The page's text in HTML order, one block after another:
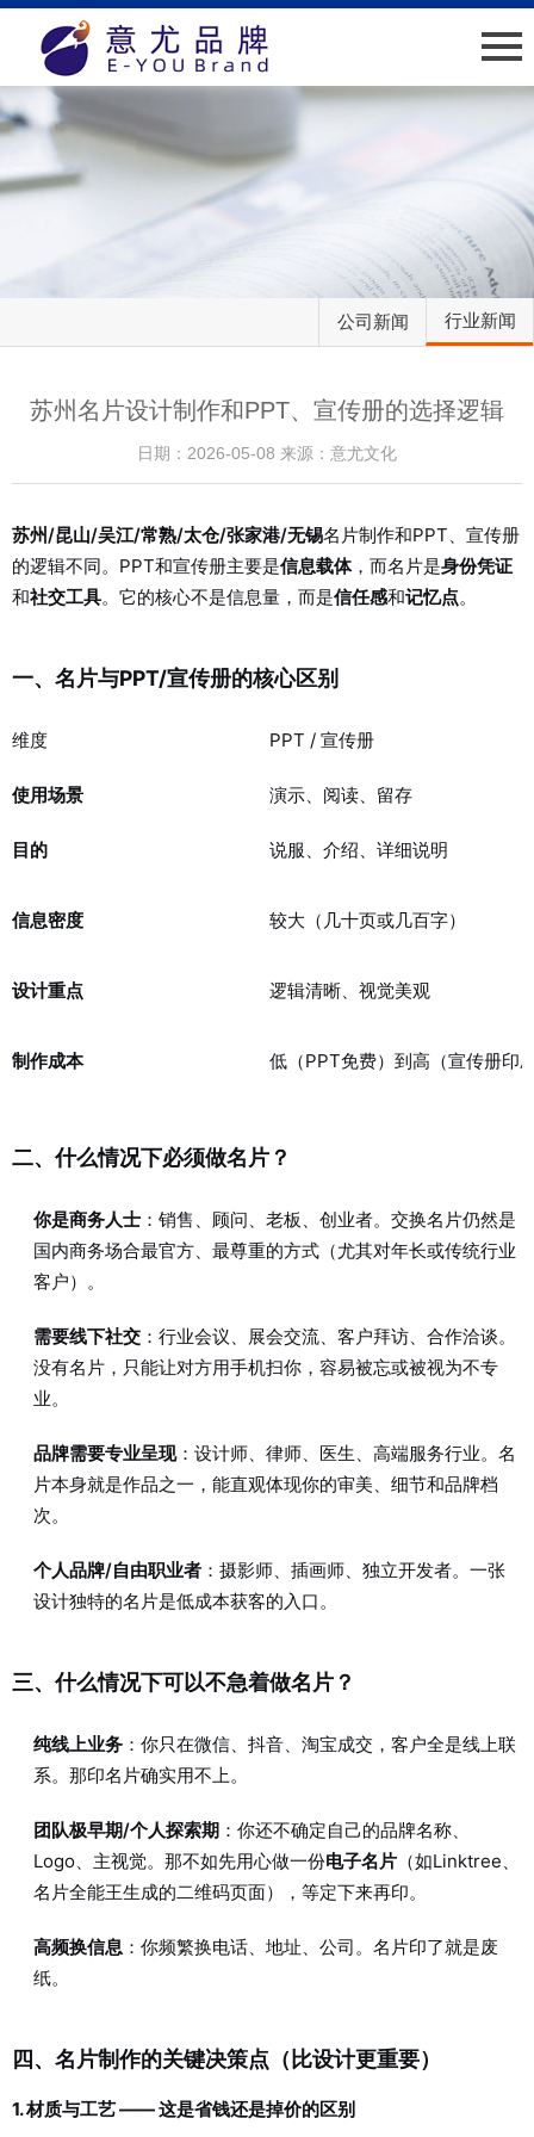
网站首页
关于我们
人才招聘
客户服务
行业新闻
公司新闻
苏州名片设计制作和PPT、宣传册的选择逻辑
日期：2026-05-08 来源：意尤文化
苏州/昆山/吴江/常熟/太仓/张家港/无锡名片制作和PPT、宣传册
的逻辑不同。PPT和宣传册主要是信息载体，而名片是身份凭证
和社交工具。它的核心不是信息量，而是信任感和记忆点。
一、名片与PPT/宣传册的核心区别
维度 PPT / 宣传册
使用场景 演示、阅读、留存
目的 说服、介绍、详细说明
信息密度 较大（几十页或几百字）
设计重点 逻辑清晰、视觉美观
制作成本 低（PPT免费）到高（宣传册印
二、什么情况下必须做名片？
你是商务人士 ：销售、顾问、老板、创业者。交换名片仍然是
国内商务场合最官方、最尊重的方式（尤其对年长或传统行业
客户）。
需要线下社交 ：行业会议、展会交流、客户拜访、合作洽谈。
没有名片，只能让对方用手机扫你，容易被忘或被视为不专
业。
品牌需要专业呈现：设计师、律师、医生、高端服务行业。名
片本身就是作品之一，能直观体现你的审美、细节和品牌档
次。
个人品牌/自由职业者 ：摄影师、插画师、独立开发者。一张
设计独特的名片是低成本获客的入口。
三、什么情况下可以不急着做名片？
纯线上业务 ：你只在微信、抖音、淘宝成交，客户全是线上联
系。那印名片确实用不上。
团队极早期/个人探索期 ：你还不确定自己的品牌名称、
Logo、主视觉。那不如先用心做一份电子名片 （如Linktree、
名片全能王生成的二维码页面），等定下来再印。
高频换信息 ：你频繁换电话、地址、公司。名片印了就是废
纸。
四、名片制作的关键决策点（比设计更重要）
1. 材质与工艺 —— 这是省钱还是掉价的区别